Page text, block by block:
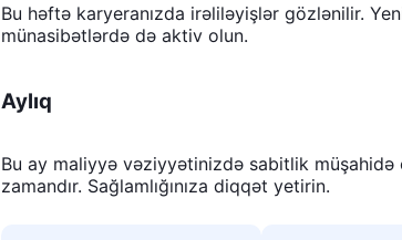
Bu həftə karyeranızda irəliləyişlər gözlənilir.
münasibətlərdə də aktiv olun.
Aylıq
Bu ay maliyyə vəziyyətinizdə sabitlik
zamandır. Sağlamlığınıza diqqət yetirin.